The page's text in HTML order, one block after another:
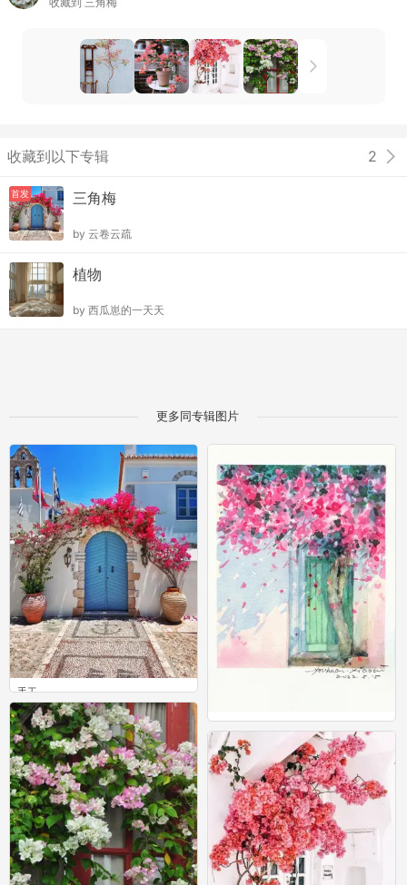
收藏到以下专辑 2
首发 三角梅
by 云卷云疏
植物
by 西瓜崽的一天天
更多同专辑图片
手工
0
手工
0